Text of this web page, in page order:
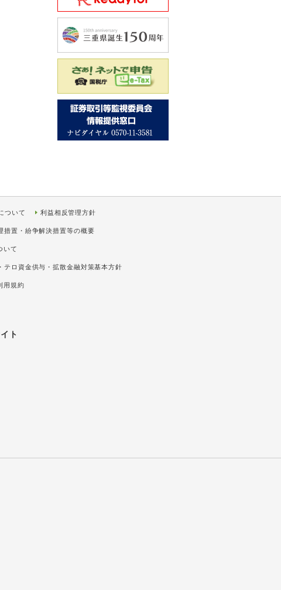
ついて 利益相反管理方針
措置・紛争解決措置等の概要
いて
テロ資金供与・拡散金融対策基本方針
用規約
ト